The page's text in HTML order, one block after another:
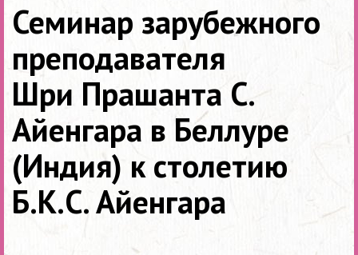
Семинар зарубежного
преподавателя
Шри Прашанта С.
Айенгара в Беллуре
(Индия) к столетию
Б.К.С. Айенгара